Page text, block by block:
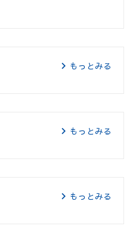
もっとみる
もっとみる
もっとみる